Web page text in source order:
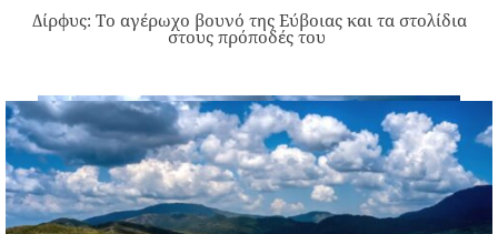
Δίρφυς: Το αγέρωχο βουνό της Εύβοιας και τα στολίδια
στους πρόποδές του